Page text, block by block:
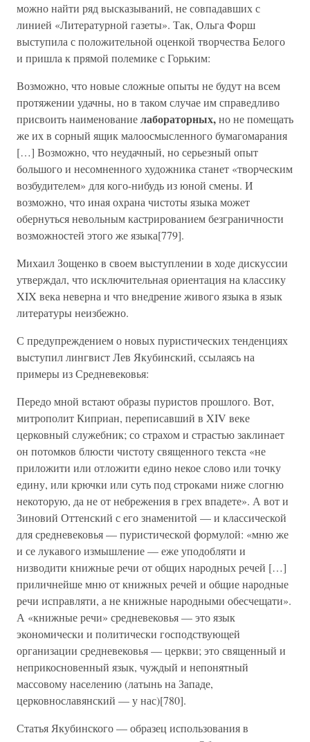
можно найти ряд высказываний, не совпадавших с
линией «Литературной газеты». Так, Ольга Форш
выступила с положительной оценкой творчества Белого
и пришла к прямой полемике с Горьким:
Возможно, что новые сложные опыты не будут на всем
протяжении удачны, но в таком случае им справедливо
присвоить наименованиелабораторных,но не помещать
же их в сорный ящик малоосмысленного бумагомарания
[…] Возможно, что неудачный, но серьезный опыт
большого и несомненного художника станет «творческим
возбудителем» для кого-нибудь из юной смены. И
возможно, что иная охрана чистоты языка может
обернуться невольным кастрированием безграничности
возможностей этого же языка[779].
Михаил Зощенко в своем выступлении в ходе дискуссии
утверждал, что исключительная ориентация на классику
XIX века неверна и что внедрение живого языка в язык
литературы неизбежно.
С предупреждением о новых пуристических тенденциях
выступил лингвист Лев Якубинский, ссылаясь на
примеры из Средневековья:
Передо мной встают образы пуристов прошлого. Вот,
митрополит Киприан, переписавший в XIV веке
церковный служебник; со страхом и страстью заклинает
он потомков блюсти чистоту священного текста «не
приложити или отложити едино некое слово или точку
едину, или крючки или суть под строками ниже слогню
некоторую, да не от небрежения в грех впадете». А вот и
Зиновий Оттенский с его знаменитой — и классической
для средневековья — пуристической формулой: «мню же
и се лукавого измышление — еже уподобляти и
низводити книжные речи от общих народных речей […]
приличнейше мню от книжных речей и общие народные
речи исправляти, а не книжные народными обесчещати».
А «книжные речи» средневековья — это язык
экономически и политически господствующей
организации средневековья — церкви; это священный и
неприкосновенный язык, чуждый и непонятный
массовому населению (латынь на Западе,
церковнославянский — у нас)[780].
Статья Якубинского — образец использования в